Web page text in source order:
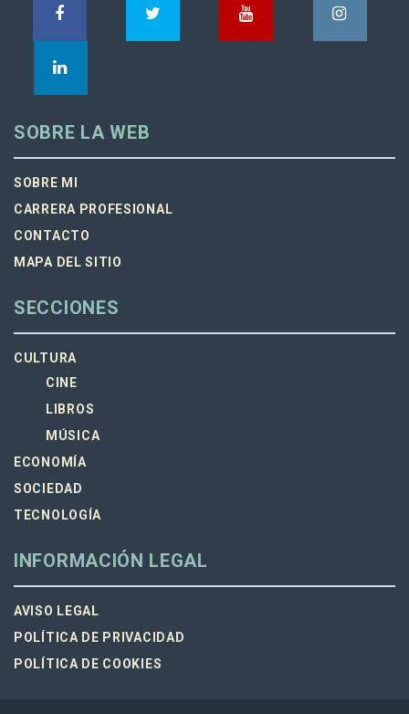
SOBRE LA WEB
SOBRE MI
CARRERA PROFESIONAL
CONTACTO
MAPA DEL SITIO
SECCIONES
CULTURA
CINE
LIBROS
MÚSICA
ECONOMÍA
SOCIEDAD
TECNOLOGÍA
INFORMACIÓN LEGAL
AVISO LEGAL
POLÍTICA DE PRIVACIDAD
POLÍTICA DE COOKIES